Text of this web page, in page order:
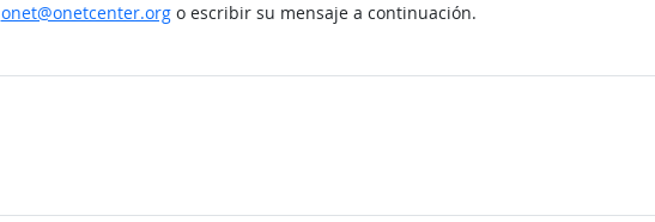
onet@onetcenter.orgo escribir su mensaje a continuación.